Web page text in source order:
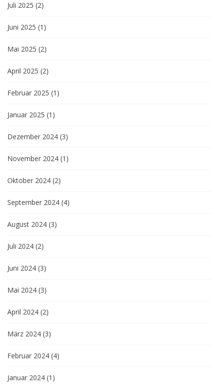
Juli 2025 (2)
Juni 2025 (1)
Mai 2025 (2)
April 2025 (2)
Februar 2025 (1)
Januar 2025 (1)
Dezember 2024 (3)
November 2024 (1)
Oktober 2024 (2)
September 2024 (4)
August 2024 (3)
Juli 2024 (2)
Juni 2024 (3)
Mai 2024 (3)
April 2024 (2)
März 2024 (3)
Februar 2024 (4)
Januar 2024 (1)